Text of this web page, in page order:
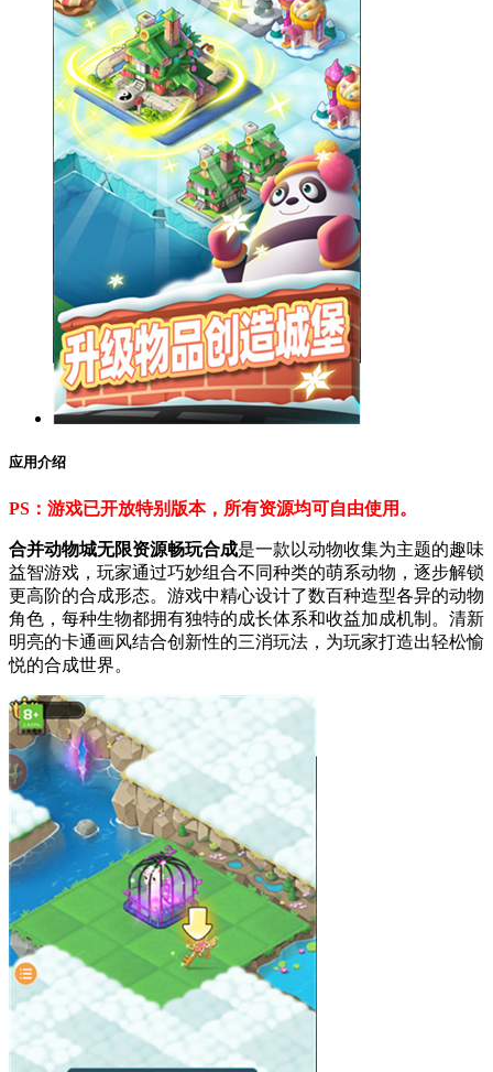
应用介绍
PS：游戏已开放特别版本，所有资源均可自由使用。
合并动物城无限资源畅玩合成是一款以动物收集为主题的趣味
益智游戏，玩家通过巧妙组合不同种类的萌系动物，逐步解锁
更高阶的合成形态。游戏中精心设计了数百种造型各异的动物
角色，每种生物都拥有独特的成长体系和收益加成机制。清新
明亮的卡通画风结合创新性的三消玩法，为玩家打造出轻松愉
悦的合成世界。